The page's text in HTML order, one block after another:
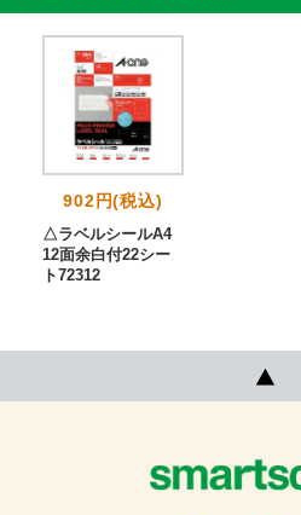
902円(税込)
△ラベルシールA4
12面余白付22シー
ト72312